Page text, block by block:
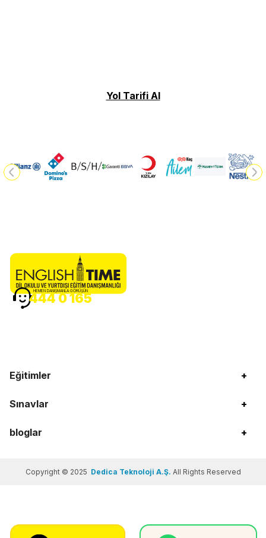
Yol Tarifi Al
Eğitimler +
Sınavlar +
bloglar +
HEMEN DANIŞMANLA GÖRÜŞÜN
444 0 165
Copyright © 2025 Dedica Teknoloji A.Ş. All Rights Reserved